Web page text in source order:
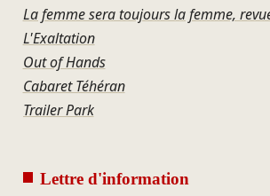
La femme sera toujours la femme,
L'Exaltation
Out of Hands
Cabaret Téhéran
Trailer Park
Lettre d'information